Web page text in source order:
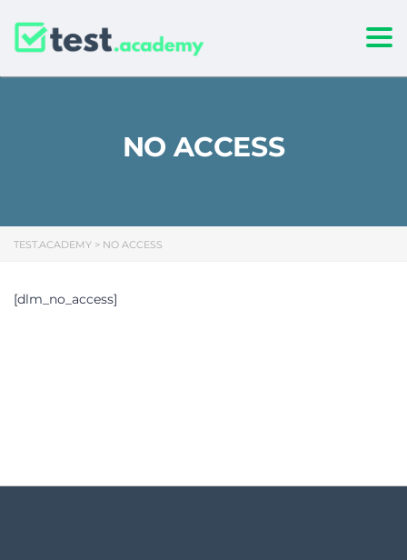
NO ACCESS
TEST.ACADEMY > NO ACCESS
[dlm_no_access]